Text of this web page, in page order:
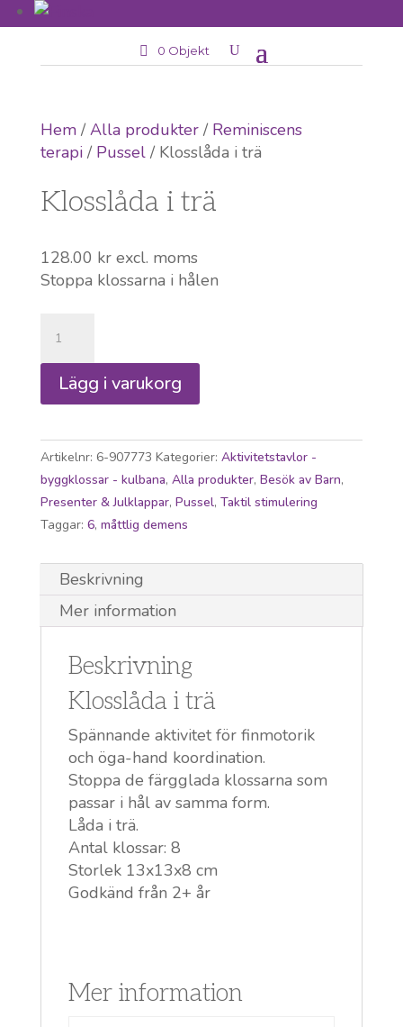
0 Objekt
Hem/Alla produkter/ Reminiscens
terapi/ Pussel/ Klosslåda i trä
Klosslåda i trä
128.00 krexcl. moms
Stoppa klossarna i hålen
trä
mängd
Lägg i varukorg
Artikelnr: 6-907773 Kategorier: Aktivitetstavlor -
byggklossar - kulbana, Alla produkter, Besök av Barn,
Presenter & Julklappar, Pussel, Taktil stimulering
Taggar: 6, måttlig demens
Beskrivning
Mer information
Beskrivning
Klosslåda i trä
Spännande aktivitet för finmotorik
och öga-hand koordination.
Stoppa de färgglada klossarna som
passar i hål av samma form.
Låda i trä.
Antal klossar: 8
Storlek 13x13x8 cm
Godkänd från 2+ år
Mer information